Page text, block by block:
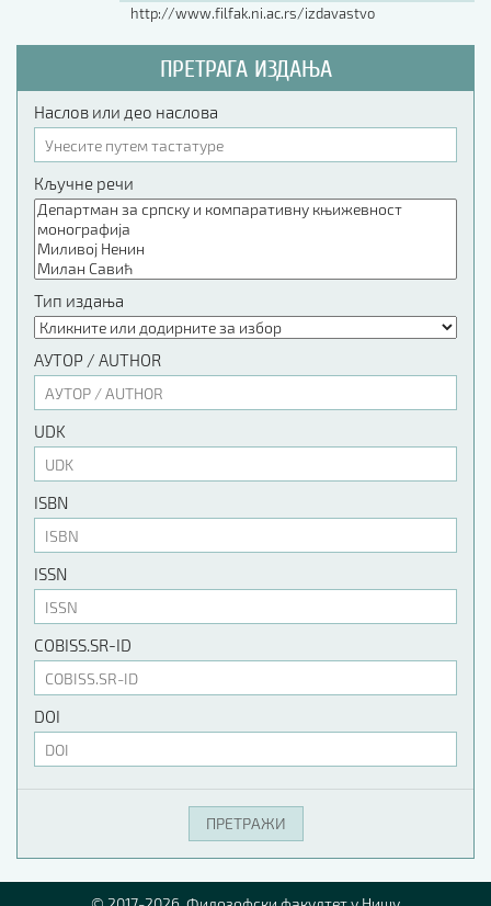
http://www.filfak.ni.ac.rs/izdavastvo
ПРЕТРАГА ИЗДАЊА
Наслов или део наслова
Кључне речи
Тип издања
АУТОР / AUTHOR
UDK
ISBN
ISSN
COBISS.SR-ID
DOI